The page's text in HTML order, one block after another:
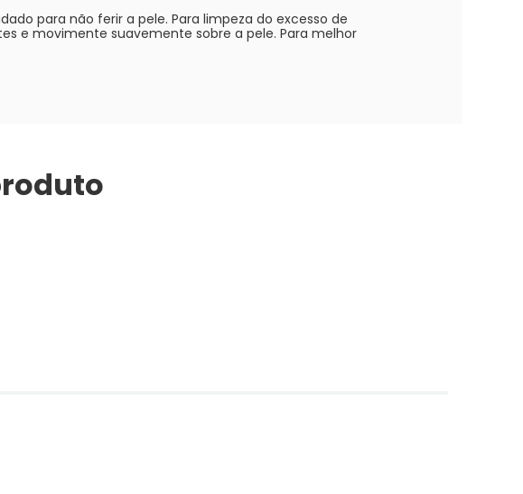
para não ferir a pele. Para limpeza do excesso de
e movimente suavemente sobre a pele. Para melhor